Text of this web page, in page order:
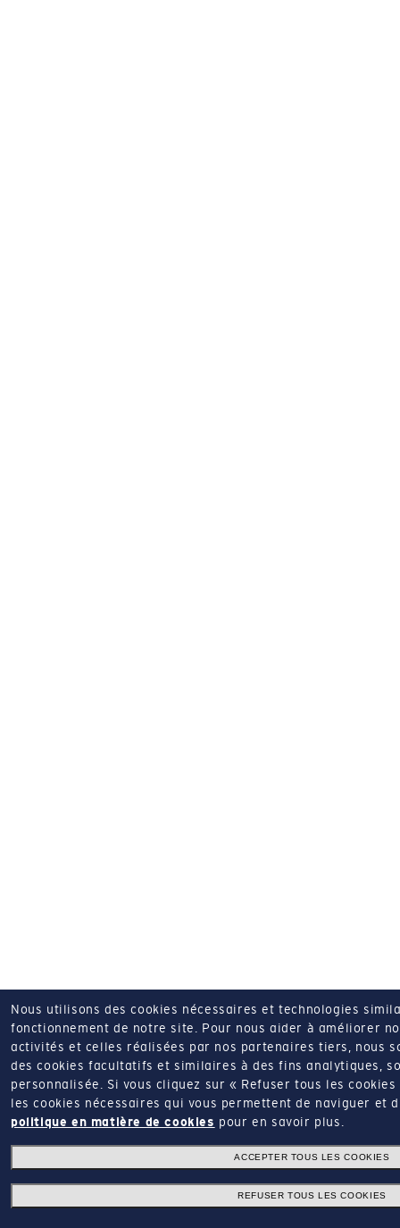
Nous utilisons des cookies nécessaires et technologies
fonctionnement de notre site. Pour nous aider à améliorer
activités et celles réalisées par nos partenaires tiers, nous
des cookies facultatifs et similaires à des fins analytiques,
personnalisée.
Si vous cliquez sur « Refuser tous les
les cookies nécessaires qui vous permettent de naviguer et
politique en matière de cookies pour en savoir plus.
ACCEPTER TOUS LES COOKIES
REFUSER TOUS LES COOKIES